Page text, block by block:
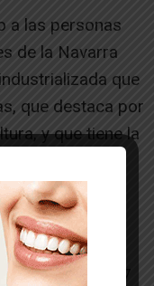
a las personas
de la Navarra
que
que destaca por
y que tiene la
de la
exterior
creada en 1997